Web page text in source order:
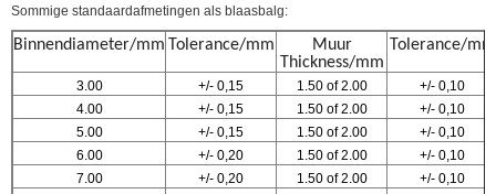
Sommige standaardafmetingen als blaasbalg:
Binnendiameter/mm Tolerance/mm
Muur
Thickness/mm
Tolerance/mm
3.00 +/- 0,15 1.50 of 2.00
+/- 0,10
4.00
+/- 0,15 1.50 of 2.00
+/- 0,10
5.00
+/- 0,15 1.50 of 2.00
+/- 0,10
6.00
+/- 0,20 1.50 of 2.00
+/- 0,10
7.00
+/- 0,20 1.50 of 2.00
+/- 0,10